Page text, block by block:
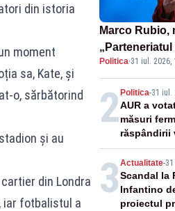
din istoria
moment
sa, Kate, și
o, sărbătorind
și au
din Londra
iar fotbalistul a
Marco Rubio,
puternic și
Politica·31 iul. 2026,
2Politica-31 iul.
AUR a
măsuri
răspândirii
africane
3 Actualitate-31
Scandal la
Infantino
proiectul